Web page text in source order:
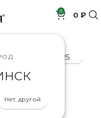
0
позиций0 ₽
Нет, другой
8-800-200-70-25